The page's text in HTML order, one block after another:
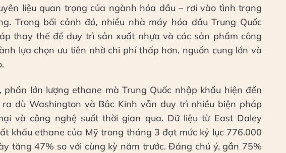
liệu quan trọng của ngành hóa dầu – rơi vào tình trạng
Trong bối cảnh đó, nhiều nhà máy hóa dầu Trung Quốc
thay thế để duy trì sản xuất nhựa và các sản phẩm công
lựa chọn ưu tiên nhờ chi phí thấp hơn, nguồn cung lớn và
phần lớn lượng ethane mà Trung Quốc nhập khẩu hiện đến
dù Washington và Bắc Kinh vẫn duy trì nhiều biện pháp
và công nghệ suốt thời gian qua. Dữ liệu từ East Daley
khẩu ethane của Mỹ trong tháng 3 đạt mức kỷ lục 776.000
tăng 47% so với cùng kỳ năm trước. Đáng chú ý, gần 75%